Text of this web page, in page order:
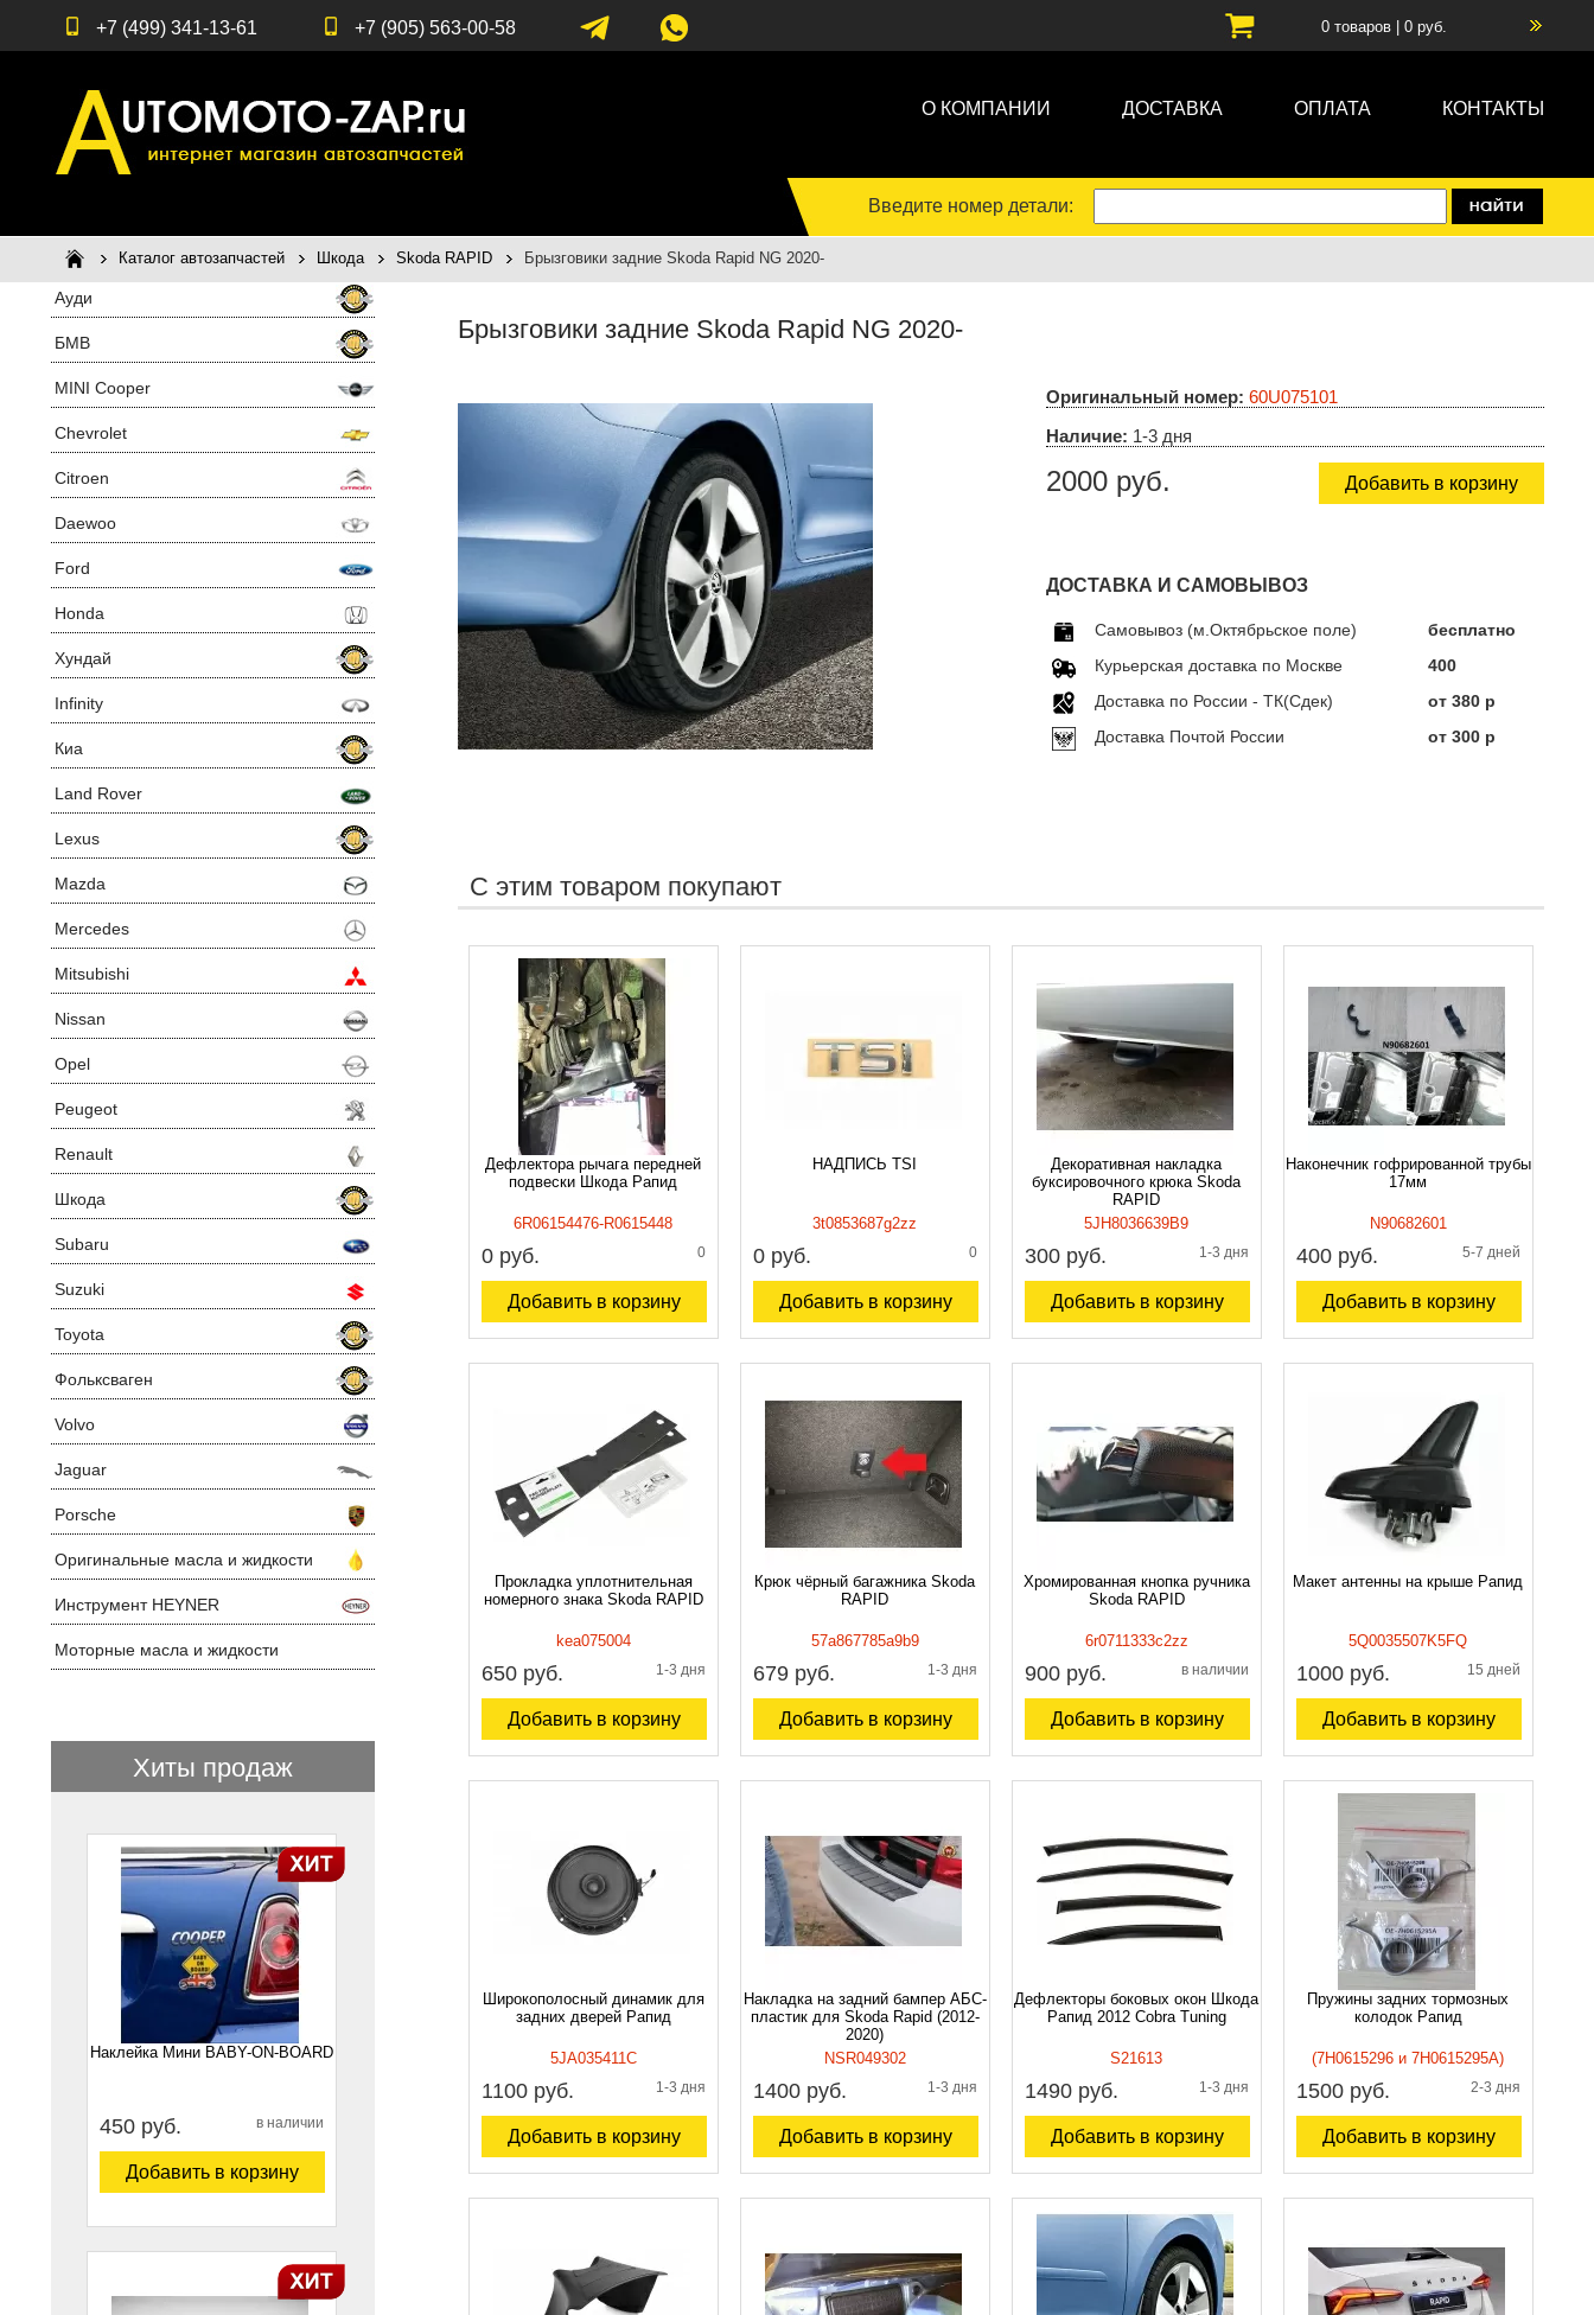
+7 (499) 341-13-61 +7 (905) 563-00-58 0товаров | 0руб.
О КОМПАНИИ ДОСТАВКА ОПЛАТА КОНТАКТЫ
Введите номер детали:
Каталог автозапчастей Шкода Skoda RAPID Брызговики задние Skoda Rapid NG 2020-
Ауди
БМВ
MINI Cooper
Chevrolet
Citroen
Daewoo
Ford
Honda
Хундай
Infinity
Киа
Land Rover
Lexus
Mazda
Mercedes
Mitsubishi
Nissan
Opel
Peugeot
Renault
Шкода
Subaru
Suzuki
Toyota
Фольксваген
Volvo
Jaguar
Porsche
Оригинальные масла и жидкости
Инструмент HEYNER
Моторные масла и жидкости
Хиты продаж
Наклейка Мини BABY-ON-BOARD
1
450 руб. в наличии
Добавить в корзину
Брызговики задние Skoda Rapid NG 2020-
Оригинальный номер: 60U075101
Наличие: 1-3 дня
2000 руб. Добавить в корзину
ДОСТАВКА И САМОВЫВОЗ
Самовывоз (м.Октябрьское поле)
бесплатно
Курьерская доставка по Москве
400
Доставка по Росcии - ТК(Сдек)
от 380 р
Доставка Почтой России
от 300 р
С этим товаром покупают
Дефлектора рычага передней
подвески Шкода Рапид
6R06154476-R0615448
0 руб. 0
Добавить в корзину
НАДПИСЬ TSI
3t0853687g2zz
0 руб. 0
Добавить в корзину
Декоративная накладка
буксировочного крюка Skoda
RAPID
5JH8036639B9
300 руб. 1-3 дня
Добавить в корзину
Наконечник гофрированной трубы
17мм
N90682601
400 руб. 5-7 дней
Добавить в корзину
Прокладка уплотнительная
номерного знака Skoda RAPID
kea075004
650 руб. 1-3 дня
Добавить в корзину
Крюк чёрный багажника Skoda
RAPID
57a867785a9b9
679 руб. 1-3 дня
Добавить в корзину
Хромированная кнопка ручника
Skoda RAPID
6r0711333c2zz
900 руб. в наличии
Добавить в корзину
Макет антенны на крыше Рапид
5Q0035507K5FQ
1000 руб. 15 дней
Добавить в корзину
Широкополосный динамик для
задних дверей Рапид
5JA035411C
1100 руб. 1-3 дня
Добавить в корзину
Накладка на задний бампер АБС-
пластик для Skoda Rapid (2012-
2020)
NSR049302
1400 руб. 1-3 дня
Добавить в корзину
Дефлекторы боковых окон Шкода
Рапид 2012 Cobra Tuning
S21613
1490 руб. 1-3 дня
Добавить в корзину
Пружины задних тормозных
колодок Рапид
(7H0615296 и 7H0615295A)
1500 руб. 2-3 дня
Добавить в корзину